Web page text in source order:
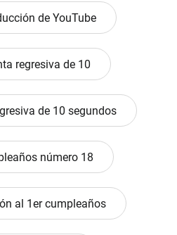
de YouTube
regresiva de 10
de 10 segundos
número 18
al 1er cumpleaños